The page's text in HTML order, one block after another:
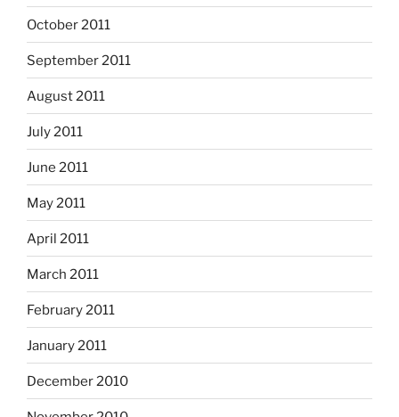
October 2011
September 2011
August 2011
July 2011
June 2011
May 2011
April 2011
March 2011
February 2011
January 2011
December 2010